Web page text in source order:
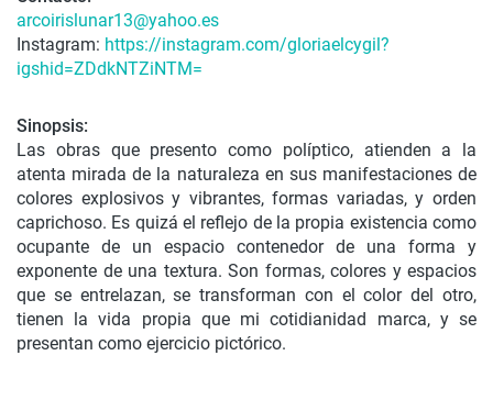
arcoirislunar13@yahoo.es
Instagram: https://instagram.com/gloriaelcygil?
igshid=ZDdkNTZiNTM=
Sinopsis:
Las obras que presento como políptico, atienden a la
atenta mirada de la naturaleza en sus manifestaciones de
colores explosivos y vibrantes, formas variadas, y orden
caprichoso. Es quizá el reflejo de la propia existencia como
ocupante de un espacio contenedor de una forma y
exponente de una textura. Son formas, colores y espacios
que se entrelazan, se transforman con el color del otro,
tienen la vida propia que mi cotidianidad marca, y se
presentan como ejercicio pictórico.